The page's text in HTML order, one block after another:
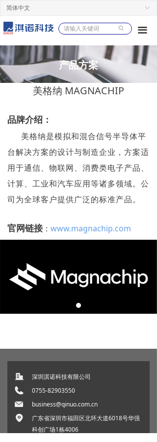
끀
ꄙ
ꀅ
简体中文
产品方案
品牌介绍：
美格纳是模拟和混合信号半导体平
台解决方案的设计与制造企业，方案适
用于通信、物联网、消费类电子产品、
计算、工业和汽车应用等诸多领域。公
司为全球客户提供广泛的标准产品。
官网链接： www.magnachip.com
美格纳 MAGNACHIP
深圳淇诺科技有限公司
0755-82903550
business@qinuo.com.cn
广东省深圳市福田区北环大道6018号华强
科创广场1栋4006